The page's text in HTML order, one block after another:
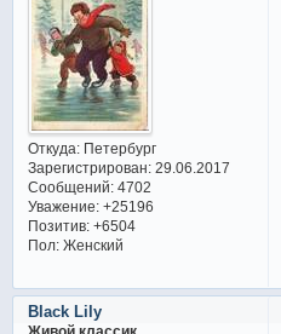
Откуда:Петербург
Зарегистрирован: 29.06.2017
Сообщений:4702
Уважение: +25196
Позитив: +6504
Пол:Женский
Black Lily
Живой классик